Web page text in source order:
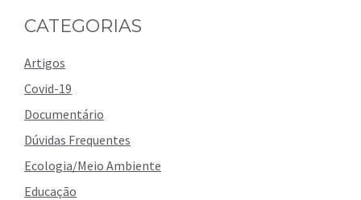
CATEGORIAS
Artigos
Covid-19
Documentário
Dúvidas Frequentes
Ecologia/Meio Ambiente
Educação